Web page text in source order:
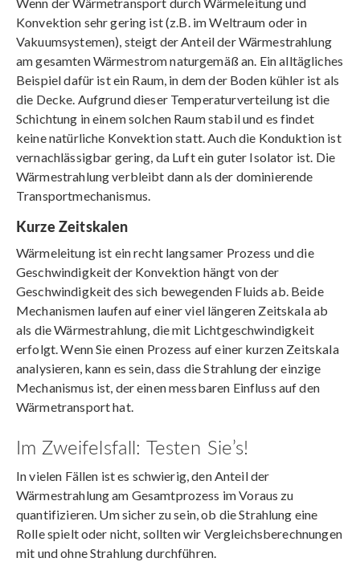
Konvektion sehr gering ist (z.B. im Weltraum oder in
Vakuumsystemen), steigt der Anteil der Wärmestrahlung
am gesamten Wärmestrom naturgemäß an. Ein alltägliches
Beispiel dafür ist ein Raum, in dem der Boden kühler ist als
die Decke. Aufgrund dieser Temperaturverteilung ist die
Schichtung in einem solchen Raum stabil und es findet
keine natürliche Konvektion statt. Auch die Konduktion ist
vernachlässigbar gering, da Luft ein guter Isolator ist. Die
Wärmestrahlung verbleibt dann als der dominierende
Transportmechanismus.
Kurze Zeitskalen
Wärmeleitung ist ein recht langsamer Prozess und die
Geschwindigkeit der Konvektion hängt von der
Geschwindigkeit des sich bewegenden Fluids ab. Beide
Mechanismen laufen auf einer viel längeren Zeitskala ab
als die Wärmestrahlung, die mit Lichtgeschwindigkeit
erfolgt. Wenn Sie einen Prozess auf einer kurzen Zeitskala
analysieren, kann es sein, dass die Strahlung der einzige
Mechanismus ist, der einen messbaren Einfluss auf den
Wärmetransport hat.
Im Zweifelsfall: Testen Sie’s!
In vielen Fällen ist es schwierig, den Anteil der
Wärmestrahlung am Gesamtprozess im Voraus zu
quantifizieren. Um sicher zu sein, ob die Strahlung eine
Rolle spielt oder nicht, sollten wir Vergleichsberechnungen
mit und ohne Strahlung durchführen.